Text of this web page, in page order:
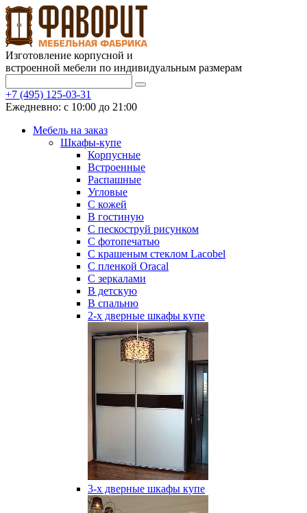
Изготовление корпусной и
встроенной мебели по индивидуальным размерам
+7 (495) 125-03-31
Ежедневно: с 10:00 до 21:00
Мебель на заказ
Шкафы-купе
Корпусные
Встроенные
Распашные
Угловые
С кожей
В гостиную
С пескоструй рисунком
С фотопечатью
С крашеным стеклом Lacobel
С пленкой Oracal
С зеркалами
В детскую
В спальню
2-х дверные шкафы купе
3-х дверные шкафы купе